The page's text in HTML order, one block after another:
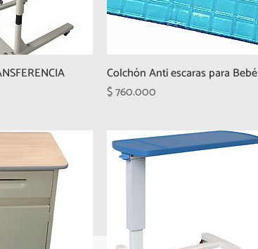
Colchón Anti escaras para Bebé
Precio
$ 760.000